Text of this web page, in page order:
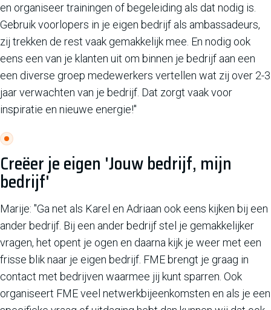
en organiseer trainingen of begeleiding als dat nodig is.
Gebruik voorlopers in je eigen bedrijf als ambassadeurs,
zij trekken de rest vaak gemakkelijk mee. En nodig ook
eens een van je klanten uit om binnen je bedrijf aan een
een diverse groep medewerkers vertellen wat zij over 2-3
jaar verwachten van je bedrijf. Dat zorgt vaak voor
inspiratie en nieuwe energie!"
Creëer je eigen 'Jouw bedrijf, mijn
bedrijf'
Marije: "Ga net als Karel en Adriaan ook eens kijken bij een
ander bedrijf. Bij een ander bedrijf stel je gemakkelijker
vragen, het opent je ogen en daarna kijk je weer met een
frisse blik naar je eigen bedrijf. FME brengt je graag in
contact met bedrijven waarmee jij kunt sparren. Ook
organiseert FME veel netwerkbijeenkomsten en als je een